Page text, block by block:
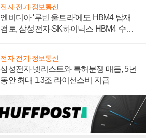
전자·전기·정보통신
엔비디아 '루빈 울트라'에도 HBM4 탑재
검토, 삼성전자·SK하이닉스 HBM4 수율
전자·전기·정보통신
삼성전자 넷리스트와 특허분쟁 매듭, 5년
동안 최대 1.3조 라이선스비 지급